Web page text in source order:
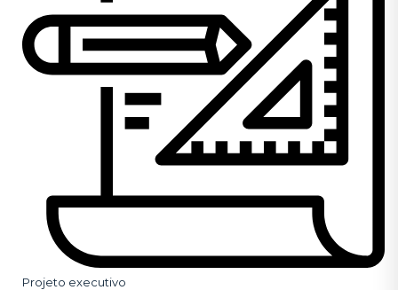
Projeto executivo